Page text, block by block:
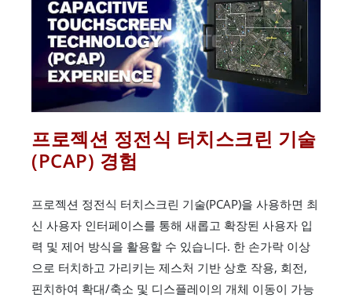
프로젝션 정전식 터치스크린 기술
(PCAP) 경험
프로젝션 정전식 터치스크린 기술(PCAP)을 사용하면 최
신 사용자 인터페이스를 통해 새롭고 확장된 사용자 입
력 및 제어 방식을 활용할 수 있습니다. 한 손가락 이상
으로 터치하고 가리키는 제스처 기반 상호 작용, 회전,
핀치하여 확대/축소 및 디스플레이의 개체 이동이 가능